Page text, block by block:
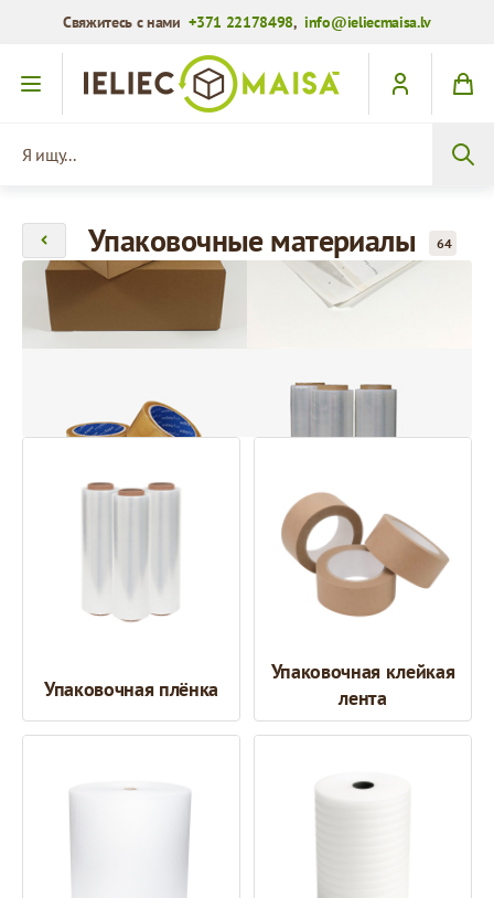
Свяжитесь с нами+371 22178498,info@ieliecmaisa.lv
Перейти к содержимому
Упаковочные материалы 64
Упаковочная плёнка
Упаковочная клейкая
лента